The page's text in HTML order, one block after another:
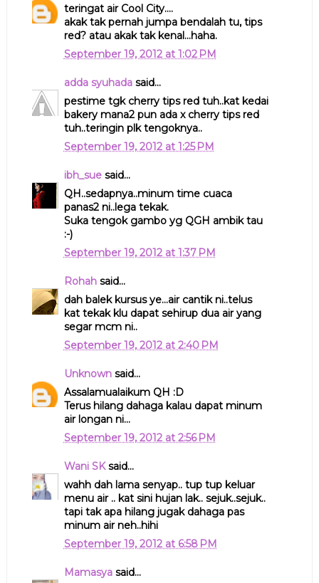
teringat air Cool City....
akak tak pernah jumpa bendalah tu, tips
red? atau akak tak kenal...haha.
September 19, 2012 at 1:02 PM
adda syuhadasaid...
pestime tgk cherry tips red tuh..kat kedai
bakery mana2 pun ada x cherry tips red
tuh..teringin plk tengoknya..
September 19, 2012 at 1:25 PM
ibh_suesaid...
QH..sedapnya..minum time cuaca
panas2 ni..lega tekak.
Suka tengok gambo yg QGH ambik tau
:-)
September 19, 2012 at 1:37 PM
Rohahsaid...
dah balek kursus ye...air cantik ni..telus
kat tekak klu dapat sehirup dua air yang
segar mcm ni..
September 19, 2012 at 2:40 PM
Unknownsaid...
Assalamualaikum QH :D
Terus hilang dahaga kalau dapat minum
air longan ni...
September 19, 2012 at 2:56 PM
Wani SKsaid...
wahh dah lama senyap.. tup tup keluar
menu air .. kat sini hujan lak.. sejuk..sejuk..
tapi tak apa hilang jugak dahaga pas
minum air neh..hihi
September 19, 2012 at 6:58 PM
Mamasyasaid...